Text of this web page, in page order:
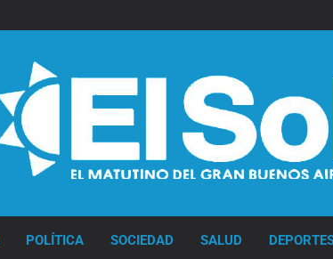
POLÍTICA SOCIEDAD SALUD